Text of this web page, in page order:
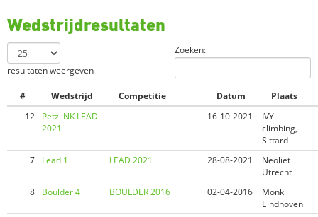
Wedstrijdresultaten
resultaten weergeven
Zoeken:
# Wedstrijd Competitie Datum
Plaats
12
Petzl NK LEAD
2021
16-10-2021
IVY
climbing,
Sittard
7 Lead 1 LEAD 2021 28-08-2021
Neoliet
Utrecht
8 Boulder 4 BOULDER 2016 02-04-2016
Monk
Eindhoven